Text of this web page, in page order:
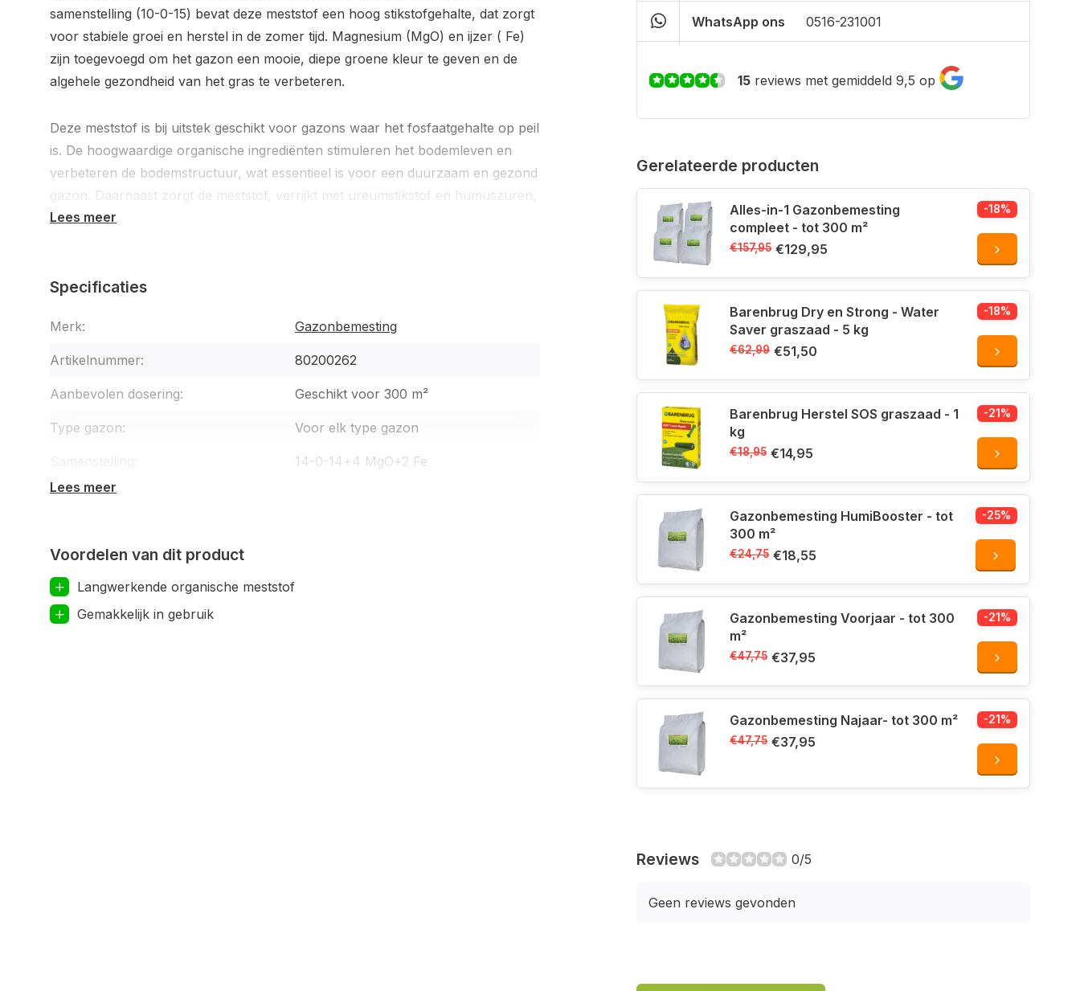
samenstelling (10-0-15) bevat deze meststof een hoog stikstofgehalte, dat zorgt
voor stabiele groei en herstel in de zomer tijd. Magnesium (MgO) en ijzer ( Fe)
zijn toegevoegd om het gazon een mooie, diepe groene kleur te geven en de
algehele gezondheid van het gras te verbeteren.
Deze meststof is bij uitstek geschikt voor gazons waar het fosfaatgehalte op peil
is. De hoogwaardige organische ingrediënten stimuleren het bodemleven en
verbeteren de bodemstructuur, wat essentieel is voor een duurzaam en gezond
gazon. Daarnaast zorgt de meststof, verrijkt met ureumstikstof en humuszuren,
voor een langdurige voeding van het gazon.
Bevordert stabiele gras groei en herstel in de zomer
Lees meer
Specificaties
Merk: Gazonbemesting
Artikelnummer: 80200262
Aanbevolen dosering: Geschikt voor 300 m²
Type gazon: Voor elk type gazon
14-0-14+4 MgO+2 Fe
Lees meer
Voordelen van dit product
Langwerkende organische meststof
Gemakkelijk in gebruik
WhatsApp ons 0516-231001
15 reviews met gemiddeld 9,5 op
Gerelateerde producten
Alles-in-1 Gazonbemesting
compleet - tot 300 m²
€157,95 €129,95
-18%
Barenbrug Dry en Strong - Water
Saver graszaad - 5 kg
€62,99 €51,50
-18%
Barenbrug Herstel SOS graszaad - 1
kg
€18,95 €14,95
-21%
Gazonbemesting HumiBooster - tot
300 m²
€24,75 €18,55
-25%
Gazonbemesting Voorjaar - tot 300
m²
€47,75 €37,95
-21%
Gazonbemesting Najaar- tot 300 m²
€47,75 €37,95
-21%
Reviews 0/5
Geen reviews gevonden